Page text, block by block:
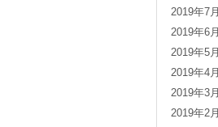
2019年7月
2019年6月
2019年5月
2019年4月
2019年3月
2019年2月